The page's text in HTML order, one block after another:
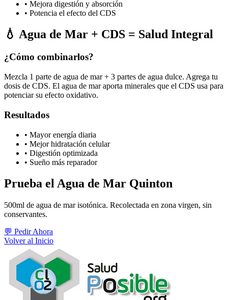
• Mejora digestión y absorción
• Potencia el efecto del CDS
💧 Agua de Mar + CDS = Salud Integral
¿Cómo combinarlos?
Mezcla 1 parte de agua de mar + 3 partes de agua dulce. Agrega tu
dosis de CDS. El agua de mar aporta minerales que el CDS usa para
potenciar su efecto oxidativo.
Resultados
• Mayor energía diaria
• Mejor hidratación celular
• Digestión optimizada
• Sueño más reparador
Prueba el Agua de Mar Quinton
500ml de agua de mar isotónica. Recolectada en zona virgen, sin
conservantes.
💬 Pedir Ahora
Volver al Inicio